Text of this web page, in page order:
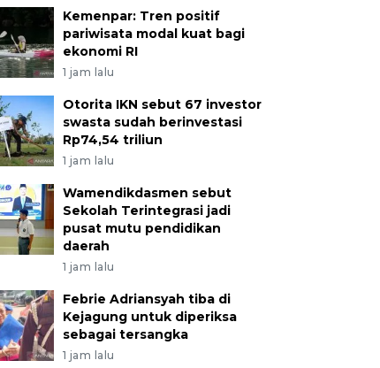
Kemenpar: Tren positif
pariwisata modal kuat bagi
ekonomi RI
1 jam lalu
Otorita IKN sebut 67 investor
swasta sudah berinvestasi
Rp74,54 triliun
1 jam lalu
Wamendikdasmen sebut
Sekolah Terintegrasi jadi
pusat mutu pendidikan
daerah
1 jam lalu
Febrie Adriansyah tiba di
Kejagung untuk diperiksa
sebagai tersangka
1 jam lalu